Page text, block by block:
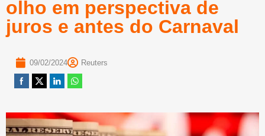
olho em perspectiva de
juros e antes do Carnaval
09/02/2024 Reuters